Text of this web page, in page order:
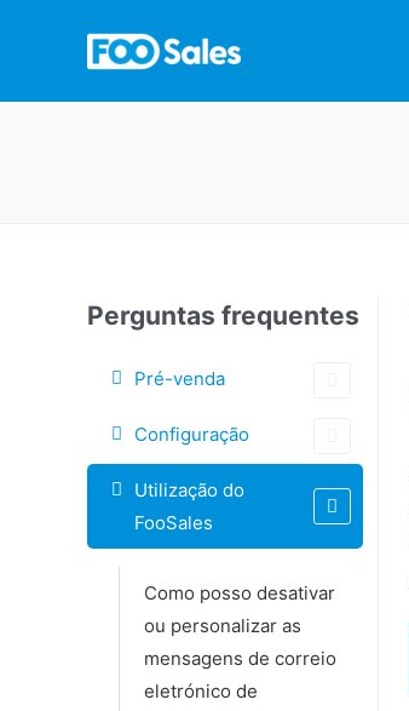
Perguntas frequentes
Pré-venda
Configuração
Utilização do
FooSales
Como posso desativar
ou personalizar as
mensagens de correio
eletrónico de